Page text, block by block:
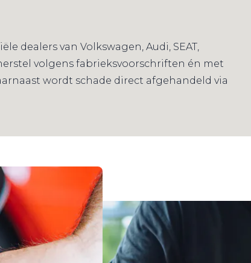
dealers van Volkswagen, Audi, SEAT,
volgens fabrieksvoorschriften én met
wordt schade direct afgehandeld via